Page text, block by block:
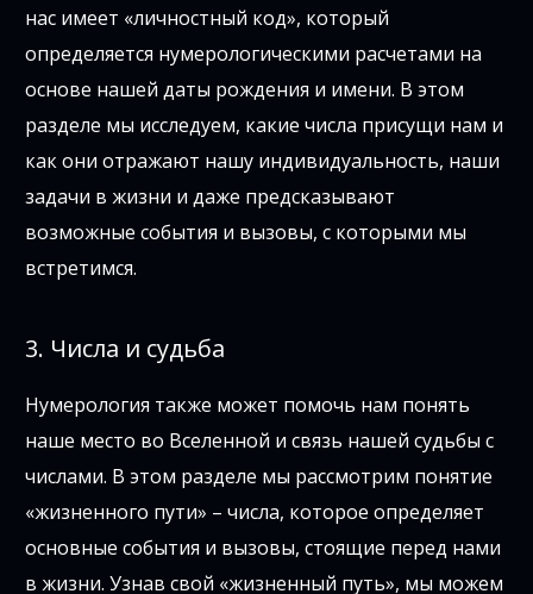
нас имеет «личностный код», который
определяется нумерологическими расчетами на
основе нашей даты рождения и имени. В этом
разделе мы исследуем, какие числа присущи нам и
как они отражают нашу индивидуальность, наши
задачи в жизни и даже предсказывают
возможные события и вызовы, с которыми мы
встретимся.
3. Числа и судьба
Нумерология также может помочь нам понять
наше место во Вселенной и связь нашей судьбы с
числами. В этом разделе мы рассмотрим понятие
«жизненного пути» – числа, которое определяет
основные события и вызовы, стоящие перед нами
в жизни. Узнав свой «жизненный путь», мы можем